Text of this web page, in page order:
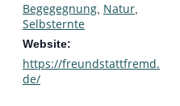
Begegegnung Natur
Selbsternte
Website:
https://freundstattfremd.
de/